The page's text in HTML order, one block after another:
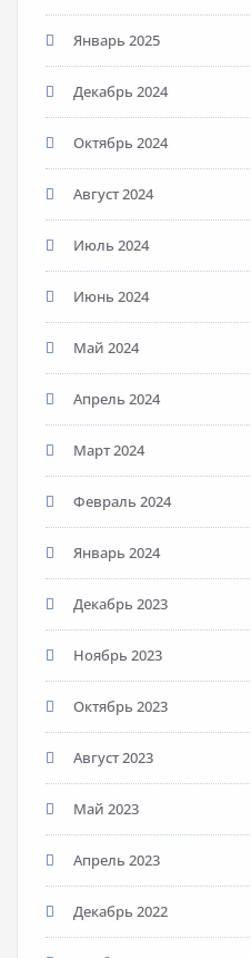
Январь 2025
Декабрь 2024
Октябрь 2024
Август 2024
Июль 2024
Июнь 2024
Май 2024
Апрель 2024
Март 2024
Февраль 2024
Январь 2024
Декабрь 2023
Ноябрь 2023
Октябрь 2023
Август 2023
Май 2023
Апрель 2023
Декабрь 2022